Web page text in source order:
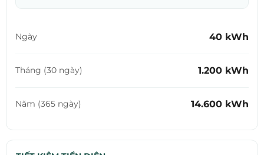
Ngày 40 kWh
Tháng (30 ngày) 1.200 kWh
Năm (365 ngày) 14.600 kWh